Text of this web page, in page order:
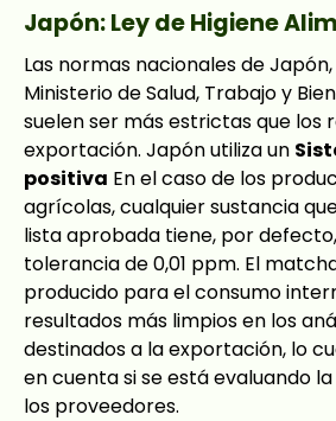
Japón: Ley de Higiene
Las normas nacionales de
Ministerio de Salud, Trabajo y
suelen ser más estrictas que los
exportación. Japón utiliza un
positiva En el caso de los
agrícolas, cualquier sustancia
lista aprobada tiene, por
tolerancia de 0,01 ppm. El
producido para el consumo
resultados más limpios en los
destinados a la exportación, lo
en cuenta si se está evaluando
los proveedores.